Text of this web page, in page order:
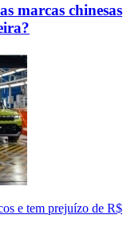
marcas chinesas
e tem prejuízo de R$